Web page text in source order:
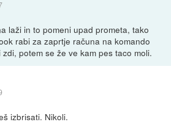
laži in to pomeni upad prometa, tako
rabi za zaprtje računa na komando
potem se že ve kam pes taco moli.
izbrisati. Nikoli.